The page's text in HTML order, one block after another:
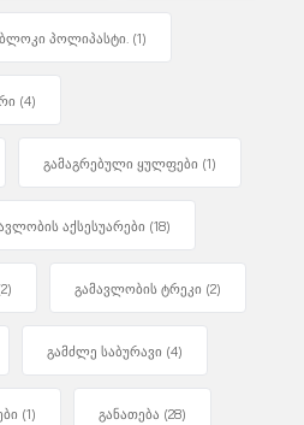
ბლოკი პოლიპასტი. (1)
(4)
გამაგრებული ყულფები (1)
აქსესუარები (18)
გამავლობის ტრეკი (2)
გამძლე საბურავი (4)
(1) განათება (28)